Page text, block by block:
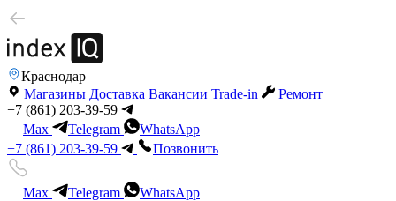
Краснодар
Магазины Доставка Вакансии Trade-in
Ремонт
+7 (861) 203-39-59
Max
Telegram
WhatsApp
+7 (861) 203-39-59
Позвонить
Max Telegram
WhatsApp